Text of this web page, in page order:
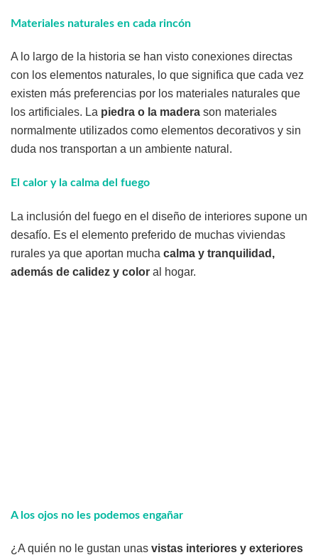
Materiales naturales en cada rincón
A lo largo de la historia se han visto conexiones directas
con los elementos naturales, lo que significa que cada vez
existen más preferencias por los materiales naturales que
los artificiales. La piedra o la madera son materiales
normalmente utilizados como elementos decorativos y sin
duda nos transportan a un ambiente natural.
El calor y la calma del fuego
La inclusión del fuego en el diseño de interiores supone un
desafío. Es el elemento preferido de muchas viviendas
rurales ya que aportan mucha calma y tranquilidad,
además de calidez y color al hogar.
A los ojos no les podemos engañar
¿A quién no le gustan unas vistas interiores y exteriores